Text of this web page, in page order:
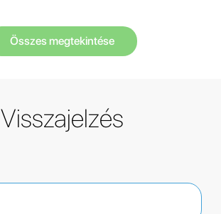
Összes megtekintése
Visszajelzés